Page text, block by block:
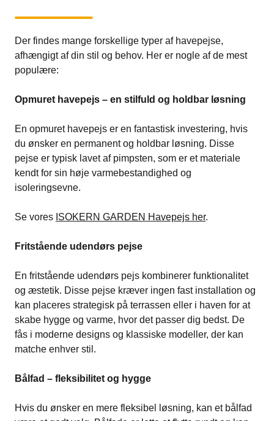
Der findes mange forskellige typer af havepejse,
afhængigt af din stil og behov. Her er nogle af de mest
populære:
Opmuret havepejs – en stilfuld og holdbar løsning
En opmuret havepejs er en fantastisk investering, hvis
du ønsker en permanent og holdbar løsning. Disse
pejse er typisk lavet af pimpsten, som er et materiale
kendt for sin høje varmebestandighed og
isoleringsevne.
Se vores ISOKERN GARDEN Havepejs her.
Fritstående udendørs pejse
En fritstående udendørs pejs kombinerer funktionalitet
og æstetik. Disse pejse kræver ingen fast installation og
kan placeres strategisk på terrassen eller i haven for at
skabe hygge og varme, hvor det passer dig bedst. De
fås i moderne designs og klassiske modeller, der kan
matche enhver stil.
Bålfad – fleksibilitet og hygge
Hvis du ønsker en mere fleksibel løsning, kan et bålfad